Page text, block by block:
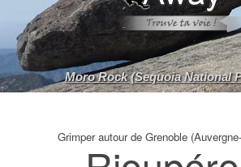
Moro Rock (Sequoia National
Grimper autour de Grenoble